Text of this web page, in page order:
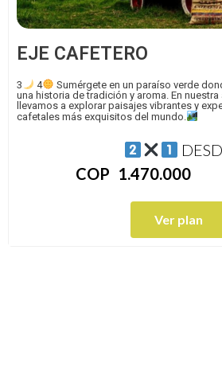
EJE CAFETERO
3 4
Sumérgete en un paraíso verde
una historia de tradición y aroma. En
llevamos a explorar paisajes vibrantes y
cafetales más exquisitos del mundo.
COP 1.470.000
Ver plan